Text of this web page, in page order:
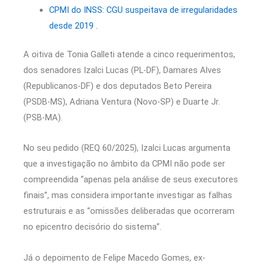
CPMI do INSS: CGU suspeitava de irregularidades
desde 2019 .
A oitiva de Tonia Galleti atende a cinco requerimentos,
dos senadores Izalci Lucas (PL-DF), Damares Alves
(Republicanos-DF) e dos deputados Beto Pereira
(PSDB-MS), Adriana Ventura (Novo-SP) e Duarte Jr.
(PSB-MA).
No seu pedido (REQ 60/2025), Izalci Lucas argumenta
que a investigação no âmbito da CPMI não pode ser
compreendida “apenas pela análise de seus executores
finais”, mas considera importante investigar as falhas
estruturais e as “omissões deliberadas que ocorreram
no epicentro decisório do sistema”.
Já o depoimento de Felipe Macedo Gomes, ex-